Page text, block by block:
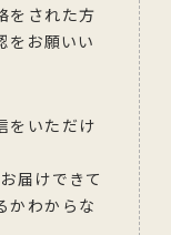
をされた方
をお願いい
をいただけ
届けできて
かわからな